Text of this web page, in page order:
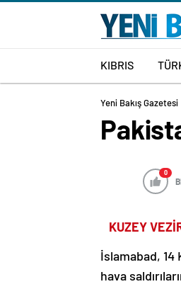
KIBRIS
Yeni Bakış Gazetesi
0
KUZEY
İslamabad, 14
hava